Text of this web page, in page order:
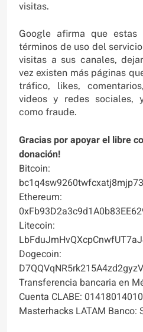
visitas.
Google afirma que estas
términos de uso del
visitas a sus canales,
vez existen más páginas
tráfico, likes,
videos y redes sociales,
como fraude.
Gracias por apoyar el libre
donación!
Bitcoin:
Ethereum:
Litecoin:
Dogecoin:
Transferencia bancaria en
Cuenta CLABE:
Masterhacks LATAM Banco: